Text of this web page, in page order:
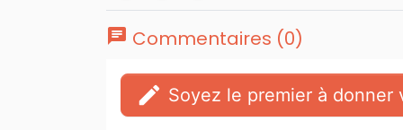
chat Commentaires (0)
edit Soyez le premier à donner